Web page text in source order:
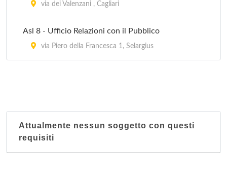
via dei Valenzani , Cagliari
Asl 8 - Ufficio Relazioni con il Pubblico
via Piero della Francesca 1, Selargius
Attualmente nessun soggetto con questi
requisiti